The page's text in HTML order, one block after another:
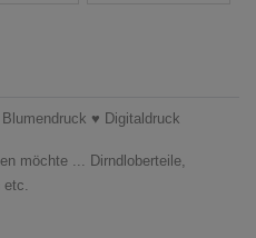
♥ Digitaldruck
möchte ... Dirndloberteile,
etc.